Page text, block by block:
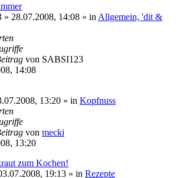
» 28.07.2008, 14:08 » in Allgemein, 'dit &
von SABSI123
14:08
13:20 » in Kopfnuss
von mecki
13:20
zum Kochen!
19:13 » in Rezepte